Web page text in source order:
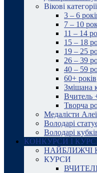
Вікові категорії
3 – 6
7 – 10
11 – 14
15 – 18
19 – 25
26 – 39
40 – 59
60+ років
Змішана
Вчитель
Творча
Медалісти
Володарі
Володарі
КОНКУРСИ І
НАЙБЛИЖЧІ
КУРСИ